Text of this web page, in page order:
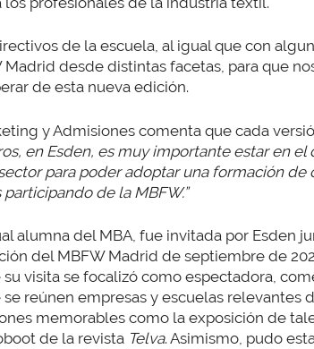
de la escuela, al igual que con
desde distintas facetas, para que
de esta nueva edición.
y Admisiones comenta que cada
en Esden, es muy importante estar en
para poder adoptar una formación de
de la MBFW.”
alumna del MBA, fue invitada por Esden
del MBFW Madrid de septiembre de
visita se focalizó como espectadora,
reúnen empresas y escuelas relevantes
memorables como la exposición de
de la revista Telva. Asimismo, pudo